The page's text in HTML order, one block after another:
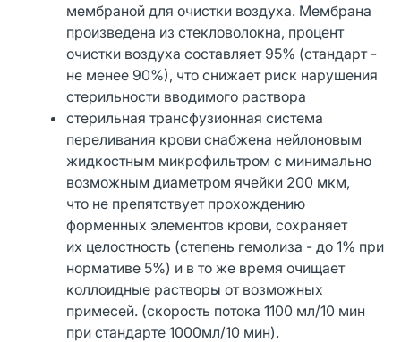
мембраной для очистки воздуха. Мембрана
произведена из стекловолокна, процент
очистки воздуха составляет 95% (стандарт -
не менее 90%), что снижает риск нарушения
стерильности вводимого раствора
стерильная трансфузионная система
переливания крови снабжена нейлоновым
жидкостным микрофильтром с минимально
возможным диаметром ячейки 200 мкм,
что не препятствует прохождению
форменных элементов крови, сохраняет
их целостность (степень гемолиза - до 1% при
нормативе 5%) и в то же время очищает
коллоидные растворы от возможных
примесей. (скорость потока 1100 мл/10 мин
при стандарте 1000мл/10 мин).